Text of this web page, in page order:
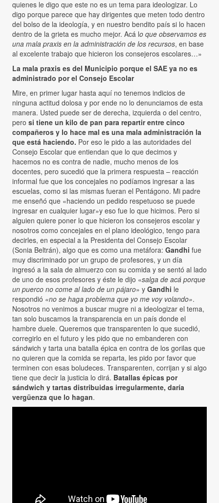
quienes le digo que este no es un tema para ideologizar. Lo
digo porque parece que hay dirigentes que meten todo dentro
del bolso de la ideología, y en nuestro bendito país si lo hacen
dentro de la grieta es mucho mejor. Acá lo que observamos es
una mala praxis en la administración de los recursos, en base
al excelente trabajo que hicieron los consejeros escolares…»
La mala praxis es del Municipio porque el SAE ya no es
administrado por el Consejo Escolar
Mire, en primer lugar hasta aquí no tenemos indicios de
ninguna actitud dolosa y por ende no lo denunciamos de esta
manera. Usted puede ser de derecha, izquierda o del centro,
pero si tiene un kilo de pan para repartir entre cinco
compañeros y lo hace mal es una mala administración la
que está haciendo. Por eso le pido a las autoridades del
Consejo Escolar que entiendan que lo que decimos y
hacemos no es contra de nadie, mucho menos de los
docentes, pero sucedió que la primera respuesta – reacción
informal fue que los concejales no podíamos ingresar a las
escuelas, como si las mismas fueran el Pentágono. Mi padre
me enseñó que «haciendo un pedido respetuoso se puede
ingresar en cualquier lugar»y eso fue lo que hicimos. Pero si
alguien quiere poner lo que hicieron los consejeros escolar y
nosotros como concejales en el plano ideológico, tengo para
decirles, en especial a la Presidenta del Consejo Escolar
(Sonia Beltrán), algo que es como una metáfora: Gandhi fue
muy discriminado por un grupo de profesores, y un día
ingresó a la sala de almuerzo con su comida y se sentó al lado
de uno de esos profesores y éste le dijo «salga de acá porque
un puerco no come al lado de un pájaro» y Gandhi le
respondió «no se haga problema que yo me voy volando».
Nosotros no venimos a buscar mugre ni a ideologizar el tema,
tan solo buscamos la transparencia en un país donde el
hambre duele. Queremos que transparenten lo que sucedió,
corregirlo en el futuro y les pido que no embanderen con
sándwich y tarta una batalla épica en contra de los gorilas que
no quieren que la comida se reparta, les pido por favor que
terminen con esas boludeces. Transparenten, corrijan y si algo
tiene que decir la justicia lo dirá. Batallas épicas por
sándwich y tartas distribuidas irregularmente, daría
vergüenza que lo hagan.